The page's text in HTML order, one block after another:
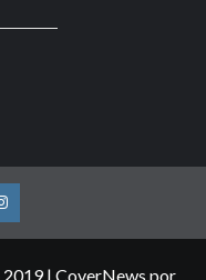
INSTAGRAM
2019| CoverNews por